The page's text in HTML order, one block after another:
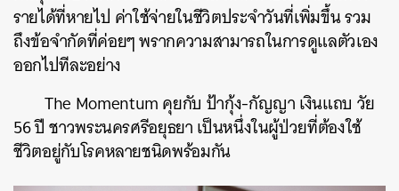
รายได้ที่หายไป ค่าใช้จ่ายในชีวิตประจำวันที่เพิ่มขึ้น รวม
ถึงข้อจำกัดที่ค่อยๆ พรากความสามารถในการดูแลตัวเอง
ออกไปทีละอย่าง
The Momentum คุยกับ ป้ากุ้ง-กัญญา เงินแถบ วัย
56 ปี ชาวพระนครศรีอยุธยา เป็นหนึ่งในผู้ป่วยที่ต้องใช้
ชีวิตอยู่กับโรคหลายชนิดพร้อมกัน